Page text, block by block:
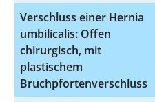
Verschluss einer Hernia
umbilicalis: Offen
chirurgisch, mit
plastischem
Bruchpfortenverschluss